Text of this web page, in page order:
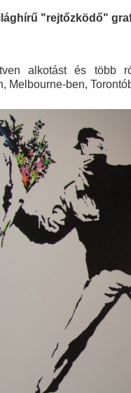
"rejtőzködő"
alkotást és több
Melbourne-ben,